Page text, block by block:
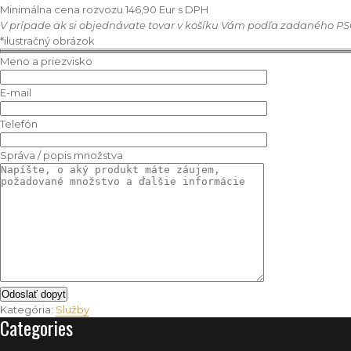
Minimálna cena rozvozu 146,90 Eur s DPH
V prípade ak si objednávate tovar v košíku Vám podľa zadaného
*ilustračný obrázok
Meno a priezvisko
E-mail
Telefón
Správa / popis množstva
Kategória: Služby
Categories